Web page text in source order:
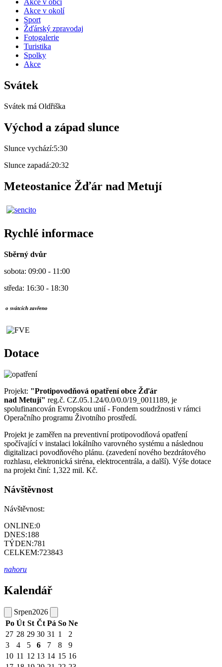
Akce v obci
Akce v okolí
Sport
Žďárský zpravodaj
Fotogalerie
Turistika
Spolky
Akce
Svátek
Svátek má Oldřiška
Východ a západ slunce
Slunce vychází:5:30
Slunce zapadá:20:32
Meteostanice Žďár nad Metují
Rychlé informace
Sběrný dvůr
sobota: 09:00 - 11:00
středa: 16:30 - 18:30
o svátcích zavřeno
Dotace
Projekt: "Protipovodňová opatření obce Žďár
nad Metují" reg.č. CZ.05.1.24/0.0/0.0/19_0011189, je
spolufinancován Evropskou unií - Fondem soudržnosti v rámci
Operačního programu Životního prostředí.
Projekt je zaměřen na preventivní protipovodňová opatření
spočívající v instalaci lokálního varovného systému a následnou
digitalizaci povodňového plánu. (zavedení nového bezdrátového
rozhlasu, elektronická siréna, elektrocentrála, a další). Výše dotace
na projekt činí: 1,322 mil. Kč.
Návštěvnost
Návštěvnost:
ONLINE:0
DNES:188
TÝDEN:781
CELKEM:723843
nahoru
Kalendář
Srpen2026
Po Út St Čt Pá So Ne
27 28 29 30 31 1
2
3
4 5 6 7 8
9
10 11 12 13 14 15 16